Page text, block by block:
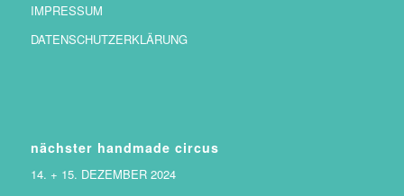
IMPRESSUM
DATENSCHUTZERKLÄRUNG
nächster handmade circus
14. + 15. DEZEMBER 2024